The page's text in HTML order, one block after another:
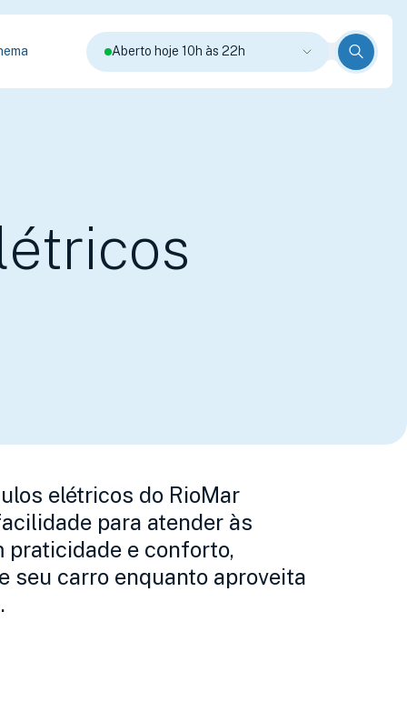
Aberto hoje 10h às 22h
elétricos do RioMar
para atender às
praticidade e conforto,
seu carro enquanto aproveita